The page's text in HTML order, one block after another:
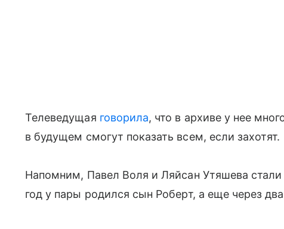
Телеведущая говорила, что в архиве у нее
в будущем смогут показать всем, если захотят.
Напомним, Павел Воля и Ляйсан Утяшева
год у пары родился сын Роберт, а еще через